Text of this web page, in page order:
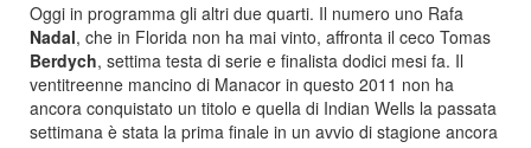
Oggi in programma gli altri due quarti. Il numero uno Rafa
Nadal, che in Florida non ha mai vinto, affronta il ceco Tomas
Berdych, settima testa di serie e finalista dodici mesi fa. Il
ventitreenne mancino di Manacor in questo 2011 non ha
ancora conquistato un titolo e quella di Indian Wells la passata
settimana è stata la prima finale in un avvio di stagione ancora